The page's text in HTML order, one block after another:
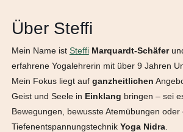
Über Steffi
Mein Name ist SteffiMarquardt-Schäfer
erfahrene Yogalehrerin mit über 9 Jahren
Mein Fokus liegt auf ganzheitlichen
Geist und Seele in Einklang bringen – sei
Bewegungen, bewusste Atemübungen
Tiefenentspannungstechnik Yoga Nidra.